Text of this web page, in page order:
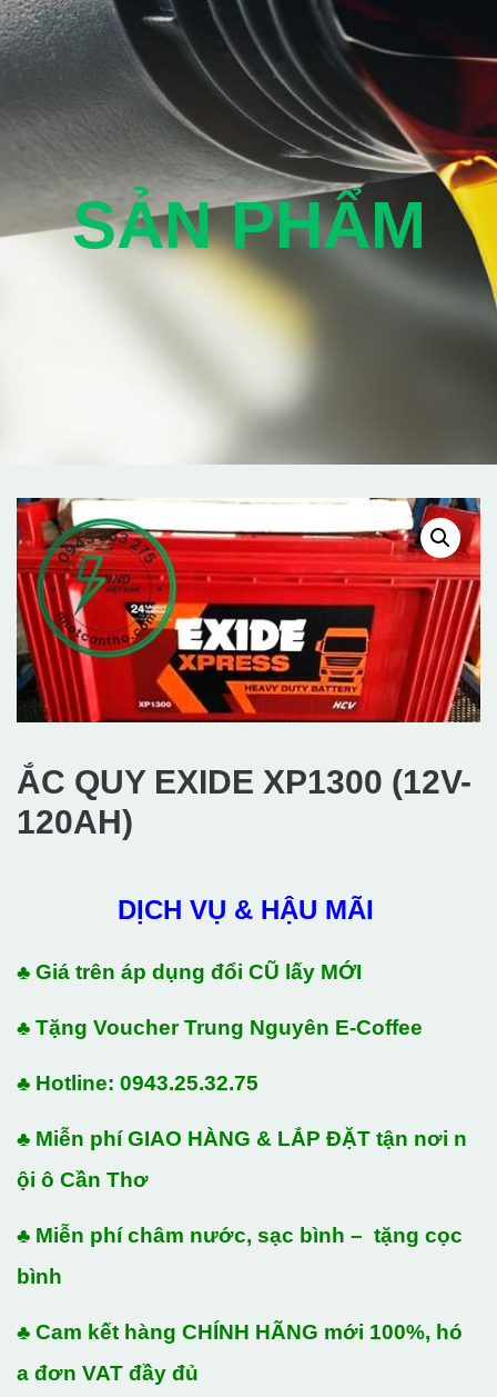
SẢN PHẨM
ẮC QUY EXIDE XP1300 (12V-
120AH)
DỊCH VỤ & HẬU MÃI
♣ Giá trên áp dụng đổi CŨ lấy MỚI
♣ Tặng Voucher Trung Nguyên E-Coffee
♣ Hotline: 0943.25.32.75
♣ Miễn phí GIAO HÀNG & LẮP ĐẶT tận nơi n
ội ô Cần Thơ
♣ Miễn phí châm nước, sạc bình – tặng cọc
bình
♣ Cam kết hàng CHÍNH HÃNG mới 100%, hó
a đơn VAT đầy đủ